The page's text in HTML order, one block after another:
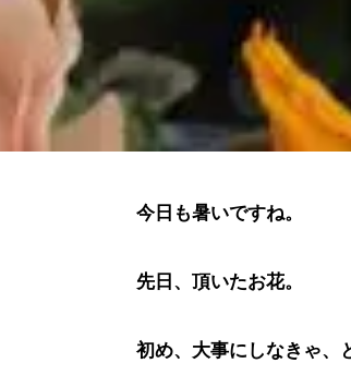
今日も暑いですね。
先日、頂いたお花。
初め、大事にしなきゃ、